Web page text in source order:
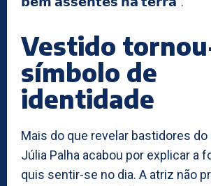
Vestido
símbolo de
identidade
Mais do que revelar bastidores
Júlia Palha acabou por explicar a
quis sentir-se no dia. A atriz não